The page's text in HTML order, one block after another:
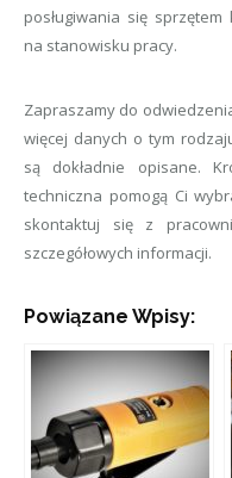
posługiwania się
na stanowisku pracy.
Zapraszamy do
więcej danych o tym
są dokładnie opisane.
techniczna pomogą Ci
skontaktuj się z
szczegółowych informacji.
Powiązane Wpisy: